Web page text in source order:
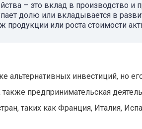
– это вклад в производство и
долю или вкладывается в
продукции или роста стоимости
альтернативных инвестиций, но
предпринимательская
таких как Франция, Италия,